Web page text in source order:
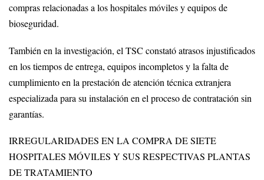
compras relacionadas a los hospitales móviles y equipos de
bioseguridad.
También en la investigación, el TSC constató atrasos injustificados
en los tiempos de entrega, equipos incompletos y la falta de
cumplimiento en la prestación de atención técnica extranjera
especializada para su instalación en el proceso de contratación sin
garantías.
IRREGULARIDADES EN LA COMPRA DE SIETE
HOSPITALES MÓVILES Y SUS RESPECTIVAS PLANTAS
DE TRATAMIENTO